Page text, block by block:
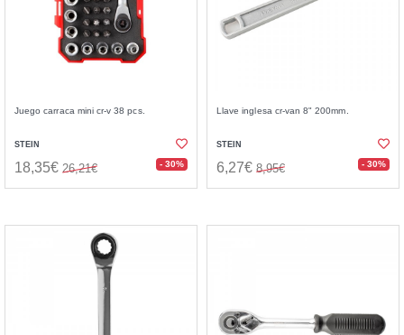
Juego carraca mini cr-v 38 pcs.
STEIN
18,35€ 26,21€ - 30%
Llave inglesa cr-van 8" 200mm.
STEIN
6,27€ 8,95€ - 30%